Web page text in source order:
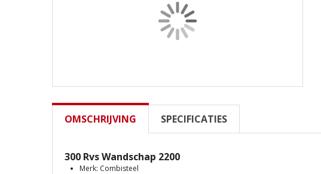
OMSCHRIJVING SPECIFICATIES
300 Rvs Wandschap 2200
Merk: Combisteel